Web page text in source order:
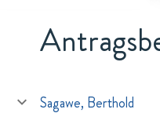
Sagawe, Berthold